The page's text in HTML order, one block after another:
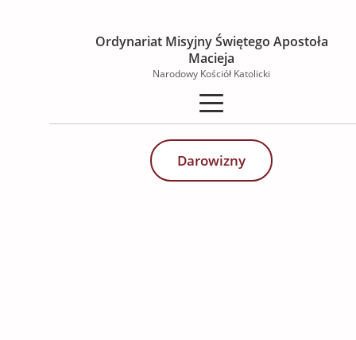
Ordynariat Misyjny Świętego Apostoła
Macieja
Narodowy Kościół Katolicki
Darowizny